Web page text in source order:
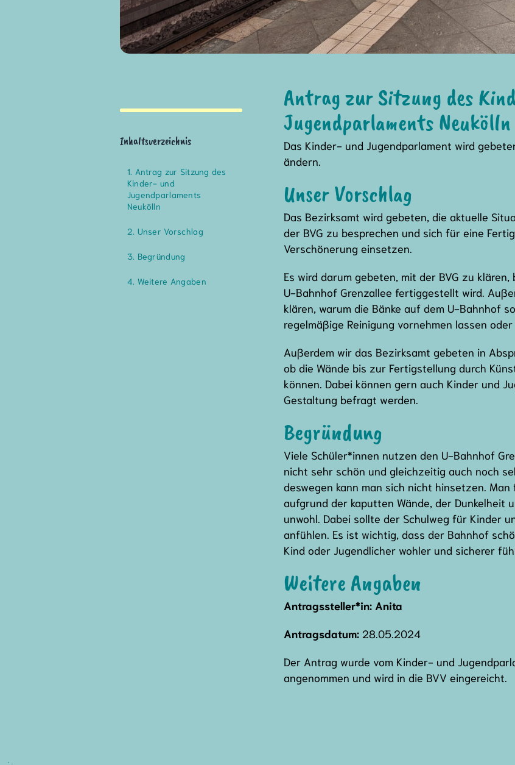
Inhaltsverzeichnis
Antrag zur Sitzung des
Kinder- und
Jugendparlaments
Neukölln
Unser Vorschlag
Begründung
Weitere Angaben
Antrag zur Sitzung des
Jugendparlaments Neukölln
Das Kinder- und Jugendparlament wird
ändern.
Unser Vorschlag
Das Bezirksamt wird gebeten, die aktuelle
der BVG zu besprechen und sich für eine
Verschönerung einsetzen.
Es wird darum gebeten, mit der BVG zu
U-Bahnhof Grenzallee fertiggestellt wird.
klären, warum die Bänke auf dem U-Bahnhof
regelmäßige Reinigung vornehmen lassen
Außerdem wir das Bezirksamt gebeten in
ob die Wände bis zur Fertigstellung durch
können. Dabei können gern auch Kinder und
Gestaltung befragt werden.
Begründung
Viele Schüler*innen nutzen den U-Bahnhof
nicht sehr schön und gleichzeitig auch noch
deswegen kann man sich nicht hinsetzen.
aufgrund der kaputten Wände, der Dunkelheit
unwohl. Dabei sollte der Schulweg für Kinder
anfühlen. Es ist wichtig, dass der Bahnhof
Kind oder Jugendlicher wohler und sicherer
Weitere Angaben
Antragssteller*in: Anita
Antragsdatum: 28.05.2024
Der Antrag wurde vom Kinder- und
angenommen und wird in die BVV eingereicht.